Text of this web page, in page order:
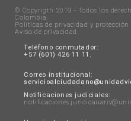
© Copyrigth 2019 - Todos los
Colombia.
Políticas de privacidad y protección
Aviso de privacidad .
Teléfono conmutador:
+57 (601) 426 11 11.
Correo institucional:
Notificaciones judiciales: